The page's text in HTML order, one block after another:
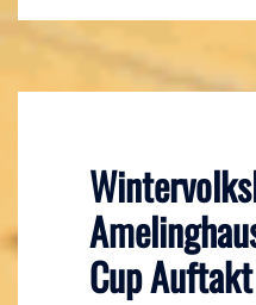
Cup Auftakt